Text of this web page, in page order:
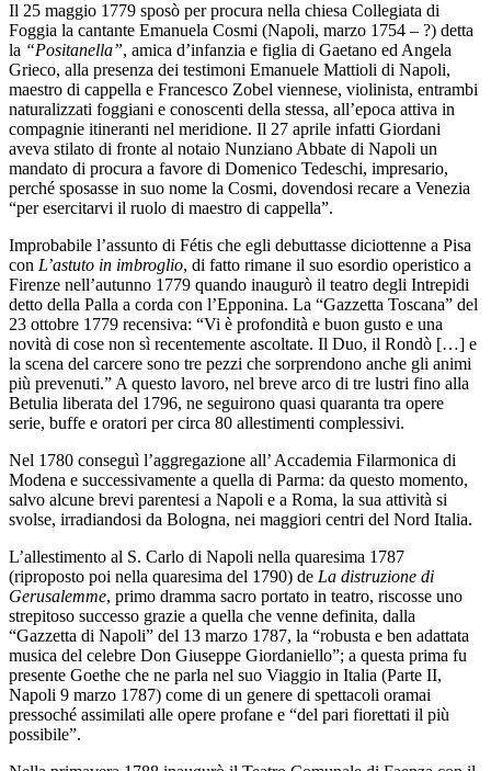
Il 25 maggio 1779 sposò per procura nella chiesa Collegiata di
Foggia la cantante Emanuela Cosmi (Napoli, marzo 1754 – ?) detta
la “Positanella”, amica d’infanzia e figlia di Gaetano ed Angela
Grieco, alla presenza dei testimoni Emanuele Mattioli di Napoli,
maestro di cappella e Francesco Zobel viennese, violinista, entrambi
naturalizzati foggiani e conoscenti della stessa, all’epoca attiva in
compagnie itineranti nel meridione. Il 27 aprile infatti Giordani
aveva stilato di fronte al notaio Nunziano Abbate di Napoli un
mandato di procura a favore di Domenico Tedeschi, impresario,
perché sposasse in suo nome la Cosmi, dovendosi recare a Venezia
“per esercitarvi il ruolo di maestro di cappella”.
Improbabile l’assunto di Fétis che egli debuttasse diciottenne a Pisa
con L’astuto in imbroglio, di fatto rimane il suo esordio operistico a
Firenze nell’autunno 1779 quando inaugurò il teatro degli Intrepidi
detto della Palla a corda con l’Epponina. La “Gazzetta Toscana” del
23 ottobre 1779 recensiva: “Vi è profondità e buon gusto e una
novità di cose non sì recentemente ascoltate. Il Duo, il Rondò […] e
la scena del carcere sono tre pezzi che sorprendono anche gli animi
più prevenuti.” A questo lavoro, nel breve arco di tre lustri fino alla
Betulia liberata del 1796, ne seguirono quasi quaranta tra opere
serie, buffe e oratori per circa 80 allestimenti complessivi.
Nel 1780 conseguì l’aggregazione all’ Accademia Filarmonica di
Modena e successivamente a quella di Parma: da questo momento,
salvo alcune brevi parentesi a Napoli e a Roma, la sua attività si
svolse, irradiandosi da Bologna, nei maggiori centri del Nord Italia.
L’allestimento al S. Carlo di Napoli nella quaresima 1787
(riproposto poi nella quaresima del 1790) de La distruzione di
Gerusalemme, primo dramma sacro portato in teatro, riscosse uno
strepitoso successo grazie a quella che venne definita, dalla
“Gazzetta di Napoli” del 13 marzo 1787, la “robusta e ben adattata
musica del celebre Don Giuseppe Giordaniello”; a questa prima fu
presente Goethe che ne parla nel suo Viaggio in Italia (Parte II,
Napoli 9 marzo 1787) come di un genere di spettacoli oramai
pressoché assimilati alle opere profane e “del pari fiorettati il più
possibile”.